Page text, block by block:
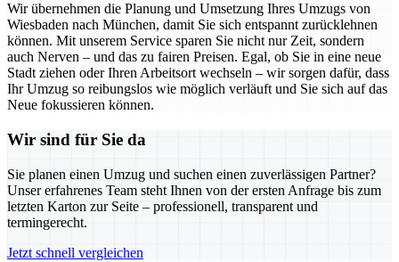
Wir übernehmen die Planung und Umsetzung Ihres Umzugs von
Wiesbaden nach München, damit Sie sich entspannt zurücklehnen
können. Mit unserem Service sparen Sie nicht nur Zeit, sondern
auch Nerven – und das zu fairen Preisen. Egal, ob Sie in eine neue
Stadt ziehen oder Ihren Arbeitsort wechseln – wir sorgen dafür, dass
Ihr Umzug so reibungslos wie möglich verläuft und Sie sich auf das
Neue fokussieren können.
Wir sind für Sie da
Sie planen einen Umzug und suchen einen zuverlässigen Partner?
Unser erfahrenes Team steht Ihnen von der ersten Anfrage bis zum
letzten Karton zur Seite – professionell, transparent und
termingerecht.
Jetzt schnell vergleichen